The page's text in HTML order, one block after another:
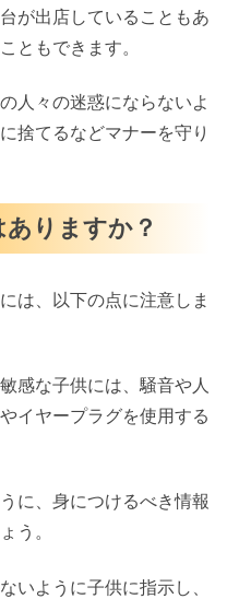
が出店していることもあ
ともできます。
人々の迷惑にならないよ
捨てるなどマナーを守り
りますか？
は、以下の点に注意しま
感な子供には、騒音や人
イヤープラグを使用する
に、身につけるべき情報
う。
いように子供に指示し、